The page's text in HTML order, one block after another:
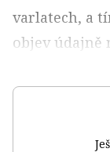
varlatech, a
objev údajně